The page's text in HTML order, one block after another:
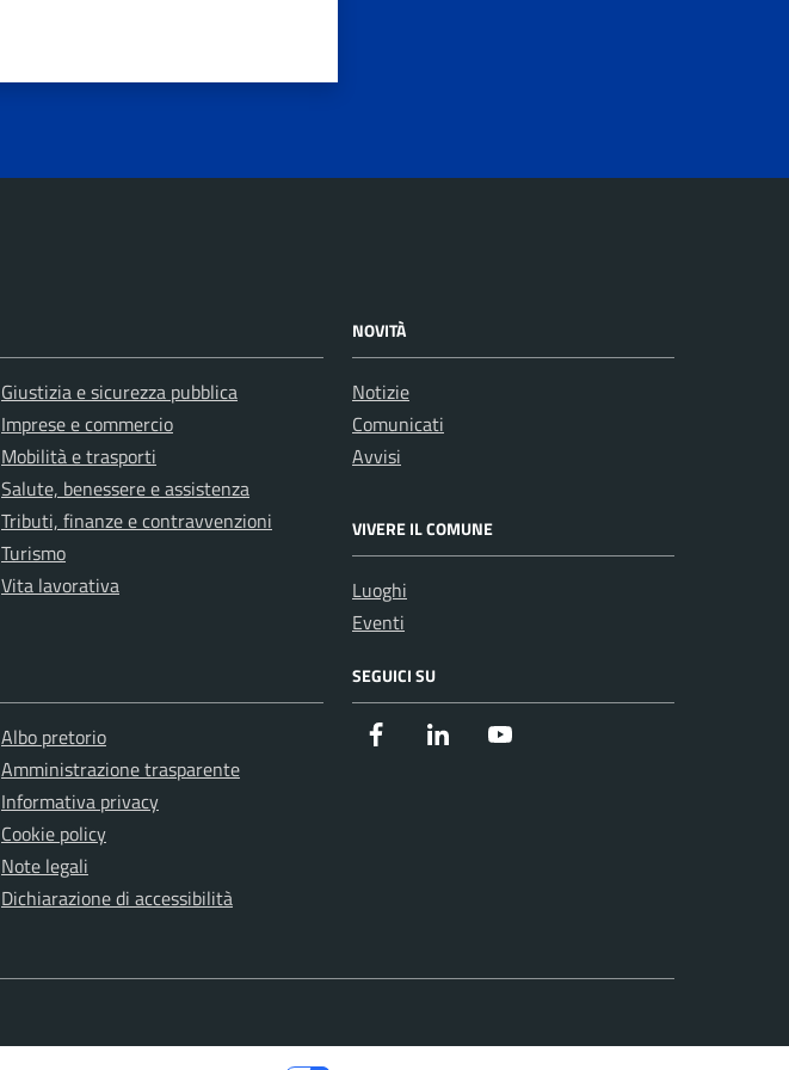
Giustizia e sicurezza pubblica
Imprese e commercio
Mobilità e trasporti
Salute, benessere e assistenza
Tributi, finanze e contravvenzioni
Turismo
Vita lavorativa
NOVITÀ
Notizie
Comunicati
Avvisi
VIVERE IL COMUNE
Luoghi
Eventi
Albo pretorio
Amministrazione trasparente
Informativa privacy
Cookie policy
Note legali
Dichiarazione di accessibilità
SEGUICI SU
Facebook Instagram